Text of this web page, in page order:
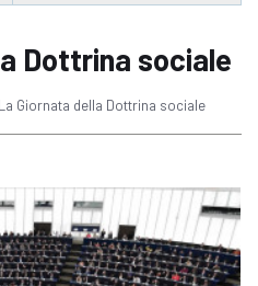
Dottrina sociale
La Giornata della Dottrina sociale